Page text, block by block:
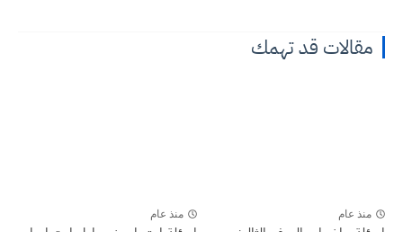
مقالات قد تهمك
منذ عام منذ عام